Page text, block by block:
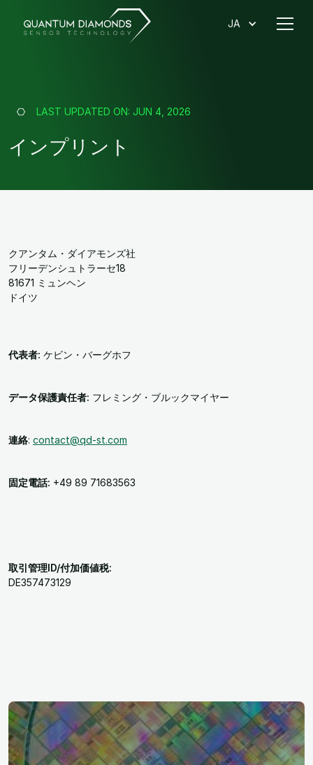
JA
LAST UPDATED ON: JUN 4, 2026
インプリント
クアンタム・ダイアモンズ社
フリーデンシュトラーセ18
81671 ミュンヘン
ドイツ
代表者: ケビン・バーグホフ
データ保護責任者: フレミング・ブルックマイヤー
連絡: contact@qd-st.com
固定電話: +49 89 71683563
取引管理ID/付加価値税:
DE357473129